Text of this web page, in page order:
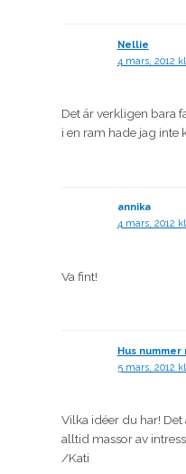
Nellie
4 mars, 2012
Det är verkligen bara
i en ram hade jag
annika
4 mars, 2012
Va fint!
Hus nummer
5 mars, 2012
Vilka idéer du har!
alltid massor av
/Kati